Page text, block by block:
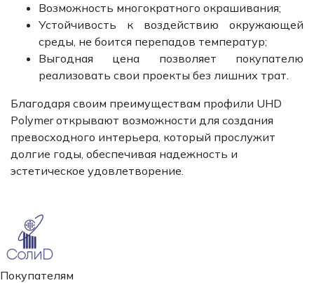
Возможность многократного окрашивания;
Устойчивость к воздействию окружающей
среды, не боится перепадов температур;
Выгодная цена позволяет покупателю
реализовать свои проекты без лишних трат.
Благодаря своим преимуществам профили UHD
Polymer открывают возможности для создания
превосходного интерьера, который прослужит
долгие годы, обеспечивая надежность и
эстетическое удовлетворение.
Покупателям